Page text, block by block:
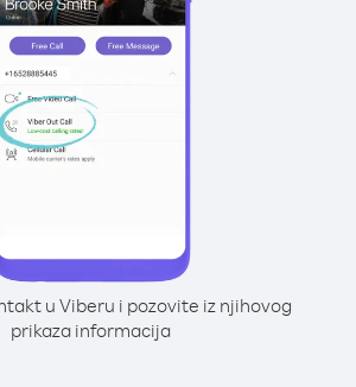
u Viberu i pozovite iz njihovog
prikaza informacija